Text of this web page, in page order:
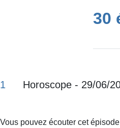
30
1 Horoscope - 29/06/
Vous pouvez écouter cet